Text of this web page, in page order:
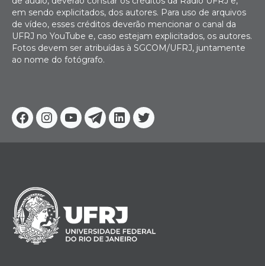
Facebook
Instagram
YoutubeTelegram
Linkedin
Twitter
em sendo explicitados, dos autores. Para uso de arquivos
de vídeo, esses créditos deverão mencionar o canal da
UFRJ no YouTube e, caso estejam explicitados, os autores.
Fotos devem ser atribuídas à SGCOM/UFRJ, juntamente
ao nome do fotógrafo.